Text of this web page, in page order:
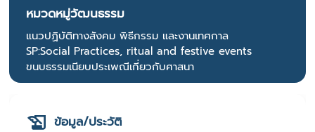
หมวดหมู่วัฒนธรรม
แนวปฏิบัติทางสังคม พิธีกรรม และงานเทศกาล
SP:Social Practices, ritual and festive events
ขนบธรรมเนียบประเพณีเกี่ยวกับศาสนา
ข้อมูล/ประวัติ